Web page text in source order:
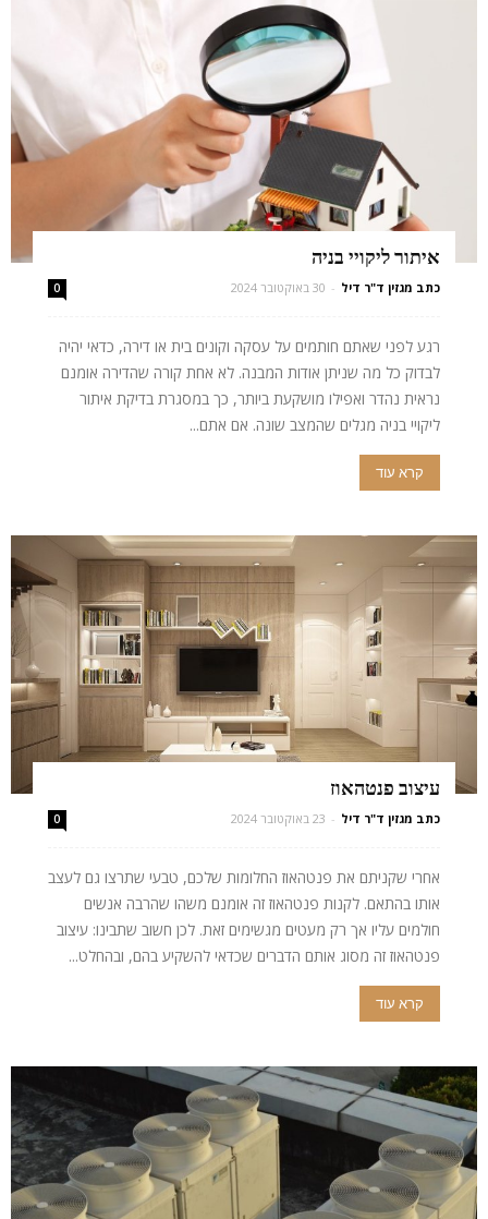
איתור ליקויי בניה
כתב מגזין ד"ר דיל - 30 באוקטובר 2024 0
רגע לפני שאתם חותמים על עסקה וקונים בית או דירה, כדאי יהיה
לבדוק כל מה שניתן אודות המבנה. לא אחת קורה שהדירה אומנם
נראית נהדר ואפילו מושקעת ביותר, כך במסגרת בדיקת איתור
ליקויי בניה מגלים שהמצב שונה. אם אתם...
קרא עוד
עיצוב פנטהאוז
כתב מגזין ד"ר דיל - 23 באוקטובר 2024 0
אחרי שקניתם את פנטהאוז החלומות שלכם, טבעי שתרצו גם לעצב
אותו בהתאם. לקנות פנטהאוז זה אומנם משהו שהרבה אנשים
חולמים עליו אך רק מעטים מגשימים זאת. לכן חשוב שתבינו: עיצוב
פנטהאוז זה מסוג אותם הדברים שכדאי להשקיע בהם, ובהחלט...
קרא עוד